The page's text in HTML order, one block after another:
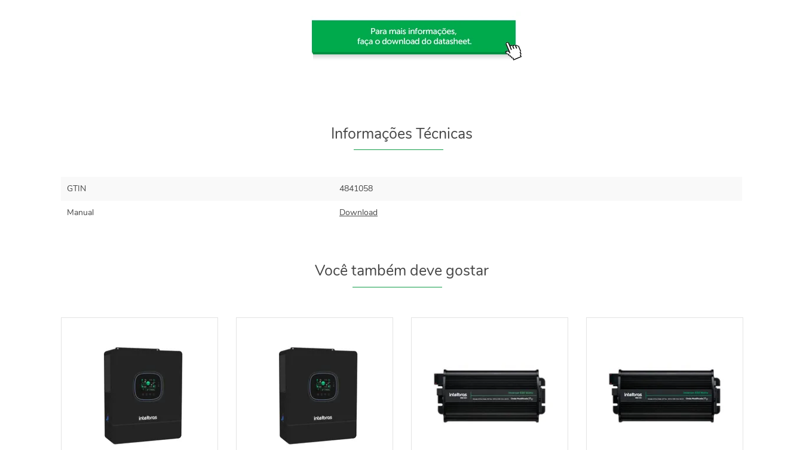
Informações Técnicas
GTIN 4841058
Manual Download
Você também deve gostar